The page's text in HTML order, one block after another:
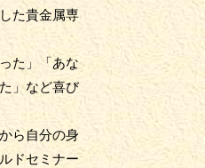
た貴金属専
た」「あな
」など喜び
ら自分の身
ドセミナー